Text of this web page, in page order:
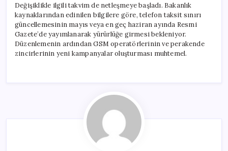
Değişiklikle ilgili takvim de netleşmeye başladı. Bakanlık
kaynaklarından edinilen bilgilere göre, telefon taksit sınırı
güncellemesinin mayıs veya en geç haziran ayında Resmi
Gazete’de yayımlanarak yürürlüğe girmesi bekleniyor.
Düzenlemenin ardından GSM operatörlerinin ve perakende
zincirlerinin yeni kampanyalar oluşturması muhtemel.